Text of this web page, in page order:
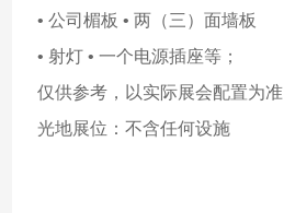
• 公司楣板 • 两（三）面墙板
• 射灯 • 一个电源插座等；
仅供参考，以实际展会配置为准
光地展位：不含任何设施